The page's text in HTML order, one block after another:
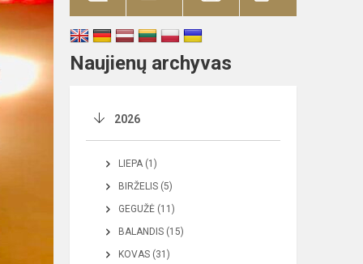
Naujienų archyvas
2026
LIEPA (1)
BIRŽELIS (5)
GEGUŽĖ (11)
BALANDIS (15)
KOVAS (31)